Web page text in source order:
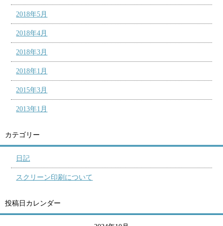
2018年5月
2018年4月
2018年3月
2018年1月
2015年3月
2013年1月
カテゴリー
日記
スクリーン印刷について
投稿日カレンダー